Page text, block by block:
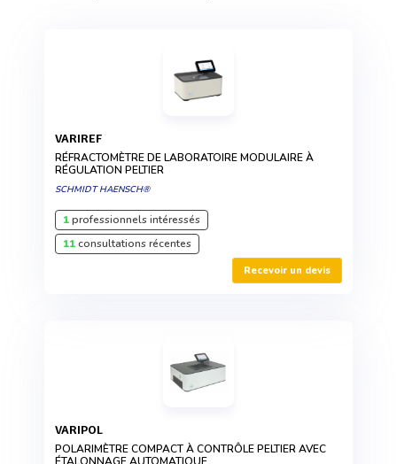
VARIREF
RÉFRACTOMÈTRE DE LABORATOIRE MODULAIRE À
RÉGULATION PELTIER
SCHMIDT HAENSCH®
1professionnels intéressés
11consultations récentes
Recevoir un devis
VARIPOL
POLARIMÈTRE COMPACT À CONTRÔLE PELTIER AVEC